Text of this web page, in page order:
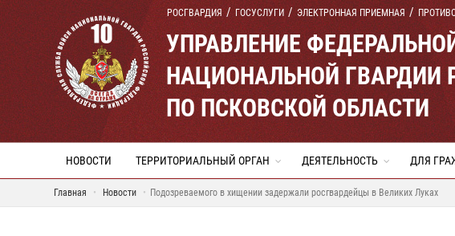
РОСГВАРДИЯ ГОСУСЛУГИ ЭЛЕКТРОННАЯ ПРИЕМНАЯ
УПРАВЛЕНИЕ
НАЦИОНАЛЬНОЙ ГВАРДИИ
ПО ПСКОВСКОЙ ОБЛАСТИ
НОВОСТИ ТЕРРИТОРИАЛЬНЫЙ ОРГАН ДЕЯТЕЛЬНОСТЬ ДЛЯ
Главная Новости Подозреваемого в хищении задержали росгвардейцы в Великих Луках